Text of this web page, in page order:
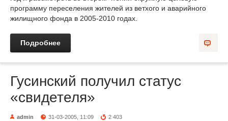
программу переселения жителей из ветхого и аварийного
жилищного фонда в 2005-2010 годах.
Подробнее
Гусинский получил статус
«свидетеля»
admin 31-03-2005, 11:09 2 403